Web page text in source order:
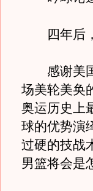
四年后，
感谢美国
场美轮美奂
奥运历史上
球的优势演
过硬的技战
男篮将会是